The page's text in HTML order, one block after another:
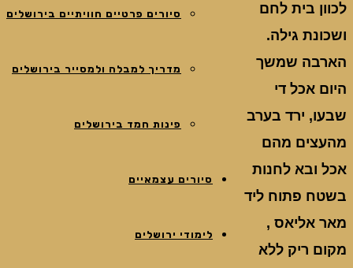
סיורים פרטיים חוויתיים בירושלים
מדריך למבלה ולמסייר בירושלים
פינות חמד בירושלים
סיורים עצמאיים
לימודי ירושלים
לכוון בית לחם
ושכונת גילה.
הארבה שמשך
היום אכל די
שבעו, ירד בערב
מהעצים מהם
אכל ובא לחנות
בשטח פתוח ליד
מאר אליאס ,
מקום ריק ללא